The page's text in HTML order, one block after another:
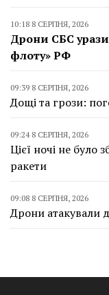
10:18 8 СЕРПНЯ, 2026
Дрони СБС
флоту» РФ
09:39 8 СЕРПНЯ, 2026
Дощі та грози:
09:24 8 СЕРПНЯ, 2026
Цієї ночі не було
ракети
09:08 8 СЕРПНЯ, 2026
Дрони атакували